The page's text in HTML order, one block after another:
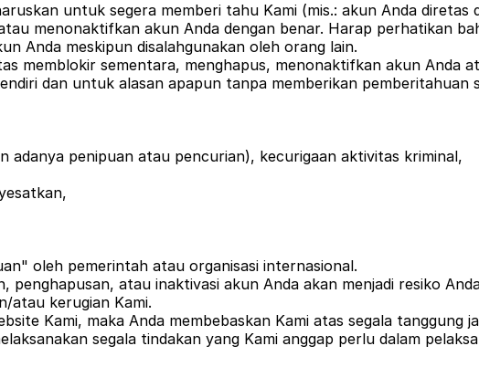
untuk segera memberi tahu Kami (mis.: akun Anda
menonaktifkan akun Anda dengan benar. Harap perhatikan
Anda meskipun disalahgunakan oleh orang lain.
memblokir sementara, menghapus, menonaktifkan akun Anda
dan untuk alasan apapun tanpa memberikan pemberitahuan
adanya penipuan atau pencurian), kecurigaan aktivitas kriminal,
oleh pemerintah atau organisasi internasional.
atau inaktivasi akun Anda akan menjadi resiko
atau kerugian Kami.
Kami, maka Anda membebaskan Kami atas segala tanggung
segala tindakan yang Kami anggap perlu dalam